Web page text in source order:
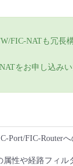
FIC-NATも冗長
をお申し込み
Port/FIC-Router
性や経路フィル